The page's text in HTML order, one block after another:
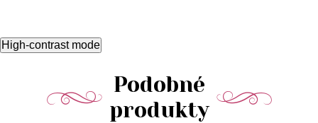
High-contrast mode
Podobné
produkty